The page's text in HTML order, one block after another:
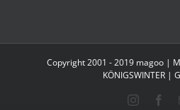
Copyright 2001 - 2019 magoo |
KÖNIGSWINTER |